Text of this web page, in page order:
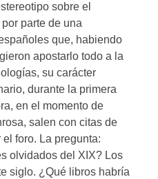
sobre el
parte de una
que, habiendo
apostarlo todo a la
su carácter
durante la primera
en el momento de
salen con citas de
foro. La pregunta:
olvidados del XIX? Los
siglo. ¿Qué libros habría